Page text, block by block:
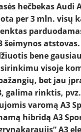
NAUJI
NAUDOTI
SPORTAS
hečbekas Audi
per 3 mln. visų
šeimynos
bene
visoje
bet jau
galima rinktis,
varomą A3
hibridą A3
A3